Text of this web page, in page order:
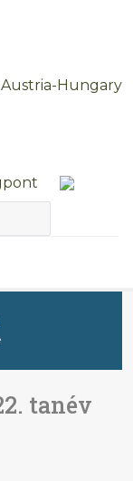
tanév